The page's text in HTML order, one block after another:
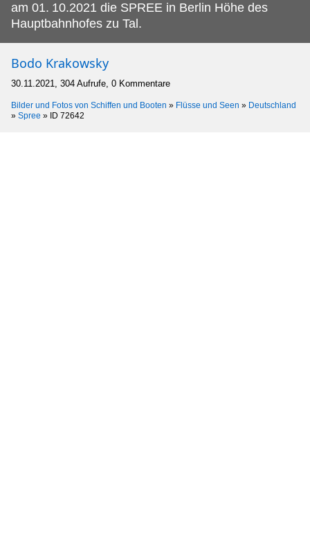
am 01. 10.2021 die SPREE in Berlin Höhe des
Hauptbahnhofes zu Tal.
Bodo Krakowsky
30.11.2021, 304 Aufrufe, 0 Kommentare
Bilder und Fotos von Schiffen und Booten » Flüsse und Seen » Deutschland
» Spree » ID 72642